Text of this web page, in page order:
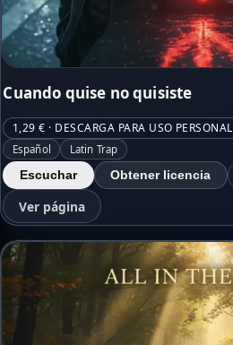
Cuando quise no quisiste
1,29 € · DESCARGA PARA USO PERSONAL
Español Latin Trap
Escuchar Obtener licencia
Ver página